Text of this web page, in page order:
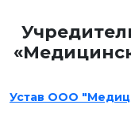
Устав ООО